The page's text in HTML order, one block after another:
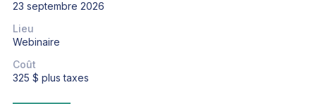
23 septembre 2026
Lieu
Webinaire
Coût
325 $ plus taxes